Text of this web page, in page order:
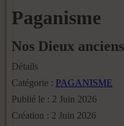
Paganisme
Nos Dieux
Détails
Catégorie : PAGANISME
Publié le : 2 Juin 2026
Création : 2 Juin 2026